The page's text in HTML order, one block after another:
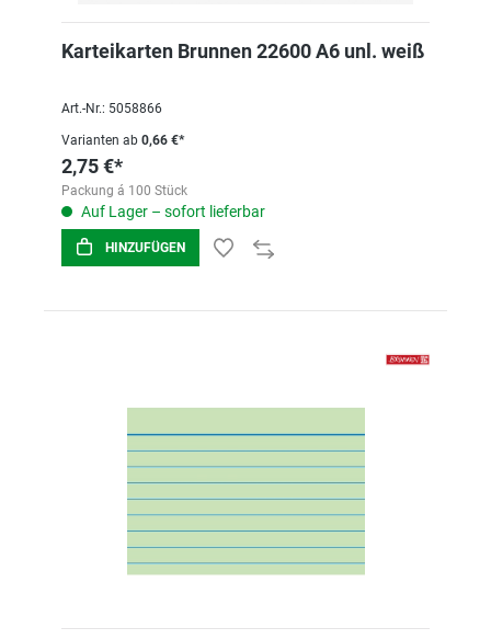
Karteikarten Brunnen 22600 A6 unl. weiß
Art.-Nr.: 5058866
Varianten ab 0,66 €*
2,75 €*
Packung á 100 Stück
Auf Lager – sofort lieferbar
HINZUFÜGEN